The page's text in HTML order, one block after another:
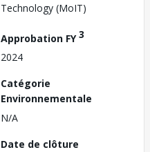
Technology (MoIT)
Approbation FY3
2024
Catégorie
Environnementale
N/A
Date de clôture